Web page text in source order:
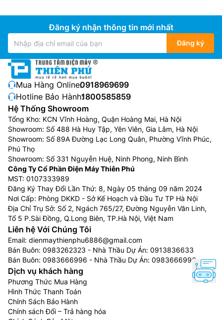
Đăng ký nhận thông tin mới nhất
Đăng ký
Mua Hàng Online:0918969699
Hotline Bảo Hành:1800585859
Hệ Thống Showroom
Tổng Kho: KCN Vĩnh Hoàng, Quận Hoàng Mai, Hà Nội
Showroom: Số 488 Hà Huy Tập, Yên Viên, Gia Lâm, Hà Nội
Showroom: Số 89A Đường Lạc Long Quân, Phường Vĩnh Phúc,
Phú Thọ
Showroom: Số 331 Nguyễn Huệ, Ninh Phong, Ninh Bình
Công Ty Cổ Phần Điện Máy Thiên Phú
MST: 0107333989
Đăng Ký Thay Đổi Lần Thứ: 8, Ngày 05 tháng 09 năm 2024
Nơi Cấp: Phòng DKKD - Sở Kế Hoạch và Đầu Tư TP Hà Nội
Địa Chỉ Trụ Sở: Số 2, Ngách 765/27, Đường Nguyễn Văn Linh,
Tổ 5 P.Sài Đồng, Q.Long Biên, TP.Hà Nội, Việt Nam
Liên hệ Với Chúng Tôi
Email: dienmaythienphu6886@gmail.com
Bán Buôn: 0983262323 - Nhà Thầu Dự Án: 0913836633
Bán Buôn: 0983666996 - Nhà Thầu Dự Án: 0983666996
Dịch vụ khách hàng
Phương Thức Mua Hàng
Hình Thức Thanh Toán
Chính Sách Bảo Hành
Chính sách Đổi – Trả hàng hóa